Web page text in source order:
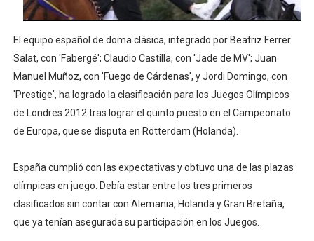
Athletes Unlimited Softball League 2026 - Las Utah
Mundial de piragüismo slalom 2026 (Oklahoma City,
Tour de Francia masculino 2026 - Tadej Pogacar
Mundial de Fórmula 1 2026 - Lando Norris consigue
El equipo español de doma clásica, integrado por Beatriz Ferrer
Salat, con 'Fabergé'; Claudio Castilla, con 'Jade de MV'; Juan
Manuel Muñoz, con 'Fuego de Cárdenas', y Jordi Domingo, con
'Prestige', ha logrado la clasificación para los Juegos Olímpicos
de Londres 2012 tras lograr el quinto puesto en el Campeonato
de Europa, que se disputa en Rotterdam (Holanda).
España cumplió con las expectativas y obtuvo una de las plazas
olímpicas en juego. Debía estar entre los tres primeros
clasificados sin contar con Alemania, Holanda y Gran Bretaña,
que ya tenían asegurada su participación en los Juegos.